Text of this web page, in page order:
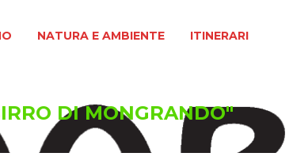
NATURA E AMBIENTE ITINERARI
DI MONGRANDO"